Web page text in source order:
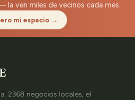
la ven miles de vecinos cada mes.
mi espacio →
2368 negocios locales, el